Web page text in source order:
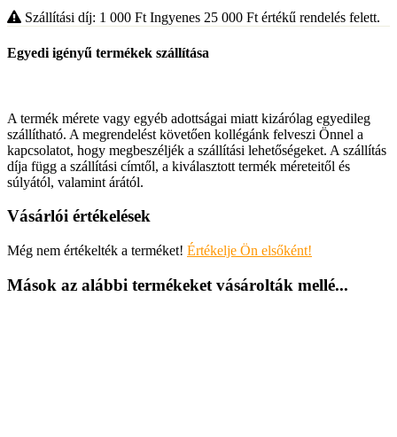
Szállítási díj: 1 000 Ft Ingyenes 25 000 Ft értékű rendelés felett.
Egyedi igényű termékek szállítása
A termék mérete vagy egyéb adottságai miatt kizárólag egyedileg
szállítható. A megrendelést követően kollégánk felveszi Önnel a
kapcsolatot, hogy megbeszéljék a szállítási lehetőségeket. A szállítás
díja függ a szállítási címtől, a kiválasztott termék méreteitől és
súlyától, valamint árától.
Vásárlói értékelések
Még nem értékelték a terméket! Értékelje Ön elsőként!
Mások az alábbi termékeket vásárolták mellé...